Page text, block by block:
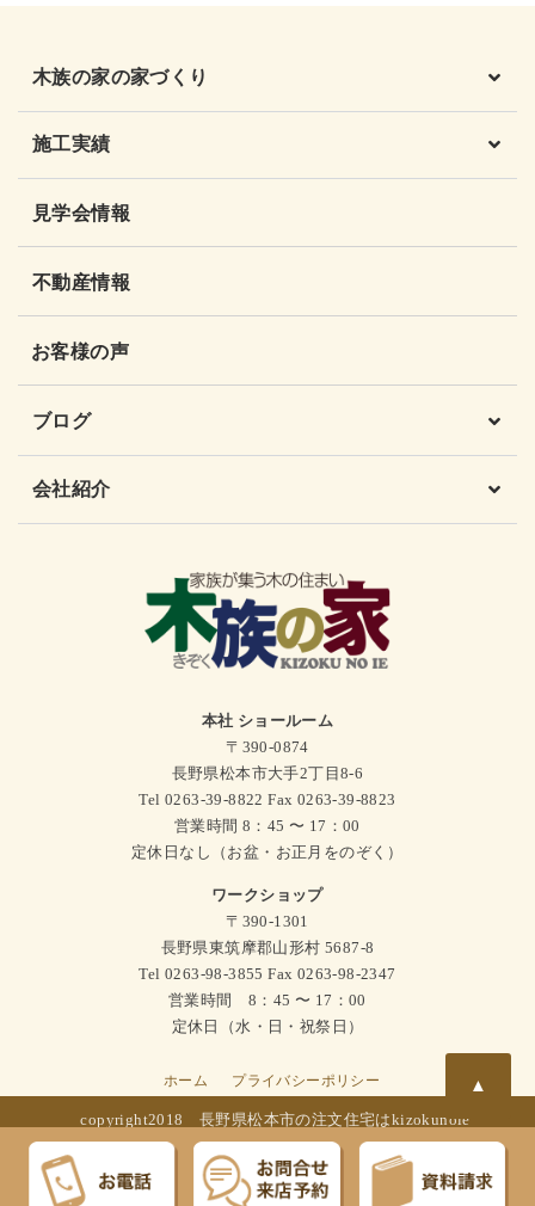
木族の家の家づくり
施工実績
見学会情報
不動産情報
お客様の声
ブログ
会社紹介
本社 ショールーム
〒390-0874
長野県松本市大手2丁目8-6
Tel 0263-39-8822 Fax 0263-39-8823
営業時間 8：45 〜 17：00
定休日なし（お盆・お正月をのぞく）
ワークショップ
〒390-1301
長野県東筑摩郡山形村 5687-8
Tel 0263-98-3855 Fax 0263-98-2347
営業時間 8：45 〜 17：00
定休日（水・日・祝祭日）
ホーム プライバシーポリシー
copyright2018長野県松本市の注文住宅はkizokunoie
▲